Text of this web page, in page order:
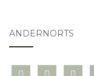
ANDERNORTS
bloglovininstagramtwitter